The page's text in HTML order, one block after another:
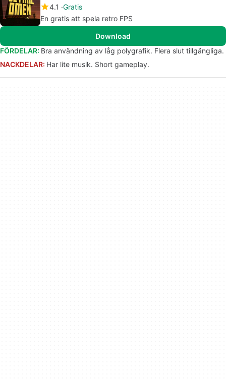
4.1 Gratis
En gratis att spela retro FPS
Download
FÖRDELAR: Bra användning av låg polygrafik. Flera slut tillgängliga.
NACKDELAR: Har lite musik. Short gameplay.